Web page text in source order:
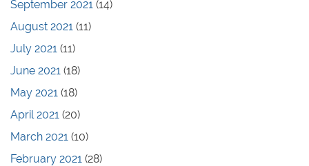
September 2021 (14)
August 2021 (11)
July 2021 (11)
June 2021 (18)
May 2021 (18)
April 2021 (20)
March 2021 (10)
February 2021 (28)